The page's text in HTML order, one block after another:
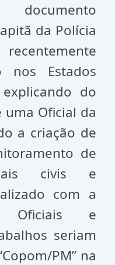
documento
da Polícia
nos Estados
do
Oficial da
a criação de
de
civis e
com a
Oficiais e
seriam
PM” na